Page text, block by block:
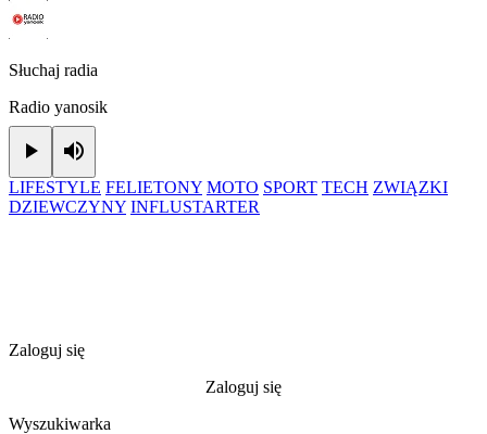
Słuchaj radia
Radio yanosik
Play
LIFESTYLE FELIETONY MOTO SPORT TECH ZWIĄZKI
DZIEWCZYNY INFLUSTARTER
Zaloguj się
Zaloguj się
Wyszukiwarka